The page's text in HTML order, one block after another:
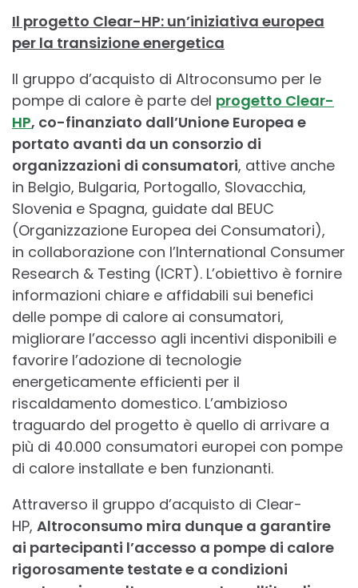
Il progetto Clear-HP: un’iniziativa europea
per la transizione energetica
Il gruppo d’acquisto di Altroconsumo per le
pompe di calore è parte del progetto Clear-
HP, co-finanziato dall’Unione Europea e
portato avanti da un consorzio di
organizzazioni di consumatori, attive anche
in Belgio, Bulgaria, Portogallo, Slovacchia,
Slovenia e Spagna, guidate dal BEUC
(Organizzazione Europea dei Consumatori),
in collaborazione con l’International Consumer
Research & Testing (ICRT). L’obiettivo è fornire
informazioni chiare e affidabili sui benefici
delle pompe di calore ai consumatori,
migliorare l’accesso agli incentivi disponibili e
favorire l’adozione di tecnologie
energeticamente efficienti per il
riscaldamento domestico. L’ambizioso
traguardo del progetto è quello di arrivare a
più di 40.000 consumatori europei con pompe
di calore installate e ben funzionanti.
Attraverso il gruppo d’acquisto di Clear-
HP, Altroconsumo mira dunque a garantire
ai partecipanti l’accesso a pompe di calore
rigorosamente testate e a condizioni